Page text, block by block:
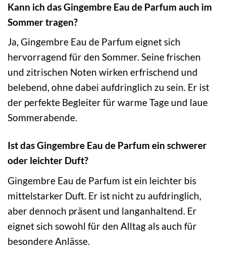
Kann ich das Gingembre Eau de Parfum auch im
Sommer tragen?
Ja, Gingembre Eau de Parfum eignet sich
hervorragend für den Sommer. Seine frischen
und zitrischen Noten wirken erfrischend und
belebend, ohne dabei aufdringlich zu sein. Er ist
der perfekte Begleiter für warme Tage und laue
Sommerabende.
Ist das Gingembre Eau de Parfum ein schwerer
oder leichter Duft?
Gingembre Eau de Parfum ist ein leichter bis
mittelstarker Duft. Er ist nicht zu aufdringlich,
aber dennoch präsent und langanhaltend. Er
eignet sich sowohl für den Alltag als auch für
besondere Anlässe.